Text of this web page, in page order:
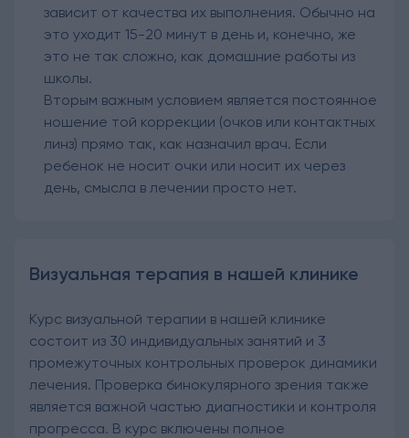
зависит от качества их выполнения. Обычно на
это уходит 15-20 минут в день и, конечно, же
это не так сложно, как домашние работы из
школы.
Вторым важным условием является постоянное
ношение той коррекции (очков или контактных
линз) прямо так, как назначил врач. Если
ребенок не носит очки или носит их через
день, смысла в лечении просто нет.
Визуальная терапия в нашей клинике
Курс визуальной терапии в нашей клинике
состоит из 30 индивидуальных занятий и 3
промежуточных контрольных проверок динамики
лечения. Проверка бинокулярного зрения также
является важной частью диагностики и контроля
прогресса. В курс включены полное